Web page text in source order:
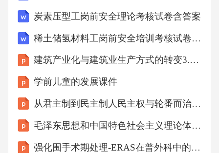
炭素压型工岗前安全理论考核试卷含答案
稀土储氢材料工岗前安全培训考核试卷含答案
建筑产业化与建筑业生产方式的转变3.课件
学前儿童的发展课件
从君主制到民主制人民主权与轮番而治雅典民主的得失课件
毛泽东思想和中国特色社会主义理论体系概论第4章
强化围手术期处理-ERAS在普外科中的应用和实施